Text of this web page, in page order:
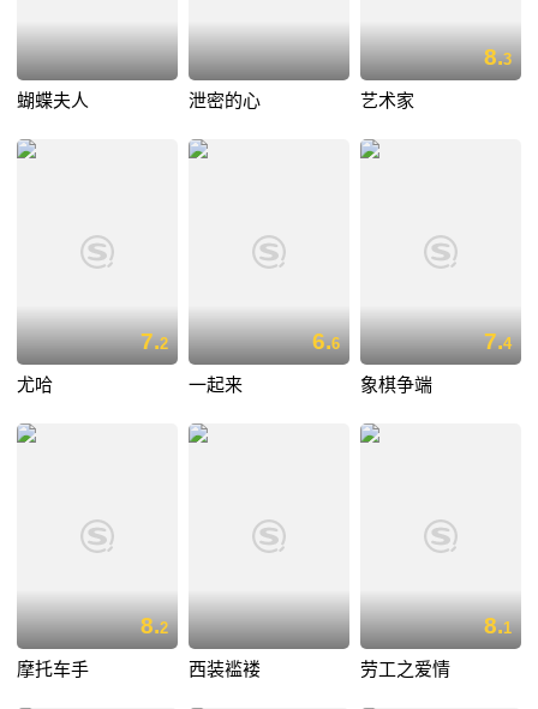
蝴蝶夫人 泄密的心
8.3
艺术家
7.2
尤哈
6.6
一起来
7.4
象棋争端
8.2
摩托车手 西装褴褛
8.1
劳工之爱情